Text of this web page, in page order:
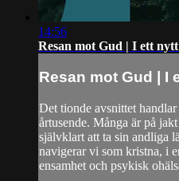
14:56
Resan mot Gud | I ett
Resan mot Gud | I
Det tionde avsnittet
årtusende. Många är på
självklart att ta sin andliga
navigerar vi som kristna, i
ensamhet och psykisk